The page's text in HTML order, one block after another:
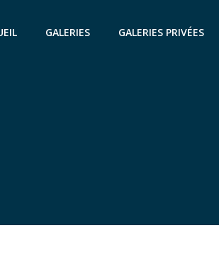
GALERIES GALERIES PRIVÉES